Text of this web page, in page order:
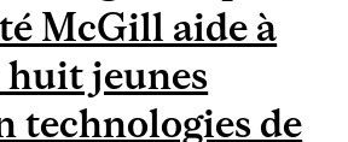
McGill aide à
jeunes
technologies de